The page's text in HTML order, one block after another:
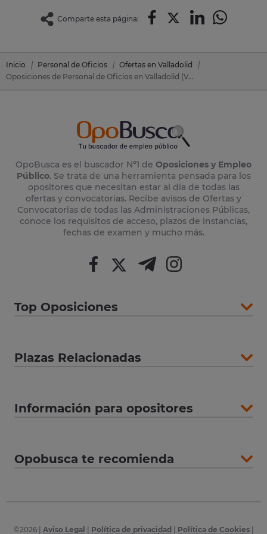
Comparte esta página:
Inicio Personal de Oficios
Ofertas en Valladolid
Oposiciones de Personal de Oficios en Valladolid (Valladolid)
OpoBusca es el buscador Nº1 de Oposiciones y Empleo
Público. Se trata de una herramienta pensada para los
opositores que necesitan estar al día de todas las
ofertas y convocatorias. Recibe avisos de Ofertas y
Convocatorias de todas las Administraciones Públicas,
conoce los requisitos de acceso, plazos de instancias,
fechas de examen y mucho más.
Top Oposiciones
Plazas Relacionadas
Información para opositores
Opobusca te recomienda
©2026| Aviso Legal Política de privacidad Política de Cookies|